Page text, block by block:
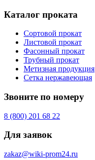
Каталог проката
Сортовой прокат
Листовой прокат
Фасонный прокат
Трубный прокат
Метизная продукция
Сетка нержавеющая
Звоните по номеру
8 (800) 201 68 22
Для заявок
zakaz@wiki-prom24.ru